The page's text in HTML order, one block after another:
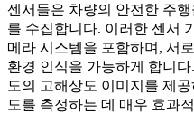
센서들은 차량의 안전한 주
를 수집합니다. 이러한 센서
메라 시스템을 포함하며, 서
환경 인식을 가능하게 합니
도의 고해상도 이미지를 제
도를 측정하는 데 매우 효과